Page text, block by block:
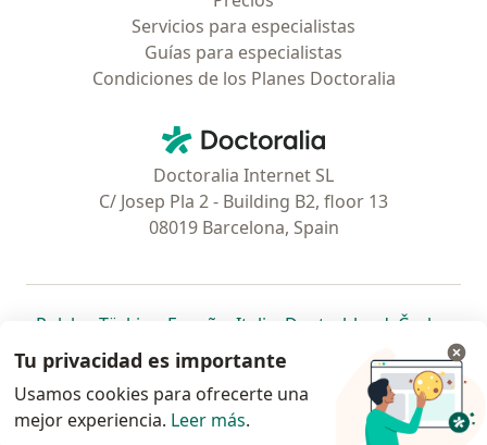
Servicios para especialistas
Guías para especialistas
Condiciones de los Planes Doctoralia
Doctoralia - Página de inicio
Doctoralia Internet SL
C/ Josep Pla 2 - Building B2, floor 13
08019 Barcelona, Spain
Polska se abre en una nueva pestaña
Türkiye se abre en una nueva pestaña
España se abre en una nueva pestaña
Italia se abre en una nueva
Deutschlandse abre en
Česko
Portugal
se abre en una nueva pestaña
México se abre en una nueva pestaña
Chile se abre en una nueva pestaña
Brasil se abre en una nueva
se abre en
se
se abre en una nueva
www.doctoralia.pe © 2026 - Encuentra tu
Tu privacidad es importante
Usamos cookies para ofrecerte una
mejor experiencia. Leer más.